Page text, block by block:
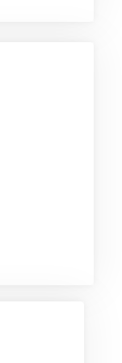
actitudes
como las
en un